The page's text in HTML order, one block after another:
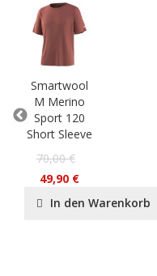
Smartwool
M Merino
Sport 120
Short Sleeve
70,00 €
49,90 €
In den Warenkorb